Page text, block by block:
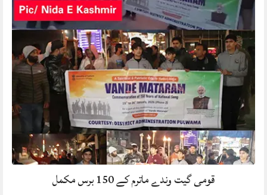
قومی گیت وندے ماترم کے 150 برس مکمل